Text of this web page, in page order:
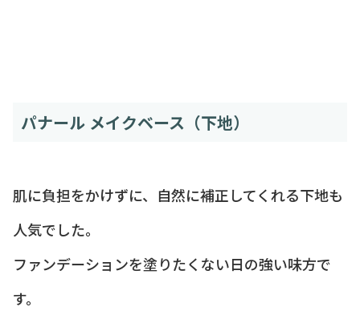
パナール メイクベース（下地）
肌に負担をかけずに、自然に補正してくれる下地も
人気でした。
ファンデーションを塗りたくない日の強い味方で
す。